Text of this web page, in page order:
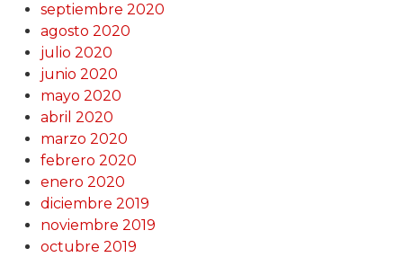
septiembre 2020
agosto 2020
julio 2020
junio 2020
mayo 2020
abril 2020
marzo 2020
febrero 2020
enero 2020
diciembre 2019
noviembre 2019
octubre 2019